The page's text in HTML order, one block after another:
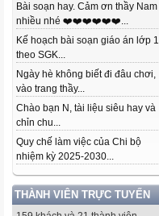
Bài soạn hay. Cảm ơn thầy Nam
nhiều nhé ❤️❤️❤️❤️❤️❤️...
Kế hoạch bài soạn giáo án lớp 1
theo SGK...
Ngày hè không biết đi đâu chơi,
vào trang thầy...
Chào bạn N, tài liệu siêu hay và
chỉn chu...
Quy chế làm việc của Chi bộ
nhiệm kỳ 2025-2030...
THÀNH VIÊN TRỰC TUYẾN